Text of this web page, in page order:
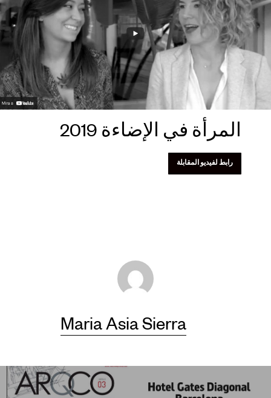
المرأة في الإضاءة 2019
رابط لفيديو المقابلة
Maria Asia Sierra